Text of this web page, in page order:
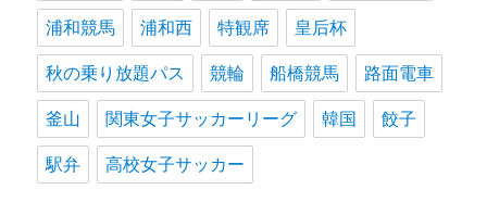
浦和競馬 浦和西 特観席 皇后杯
秋の乗り放題パス 競輪 船橋競馬 路面電車
釜山 関東女子サッカーリーグ 韓国 餃子
駅弁 高校女子サッカー